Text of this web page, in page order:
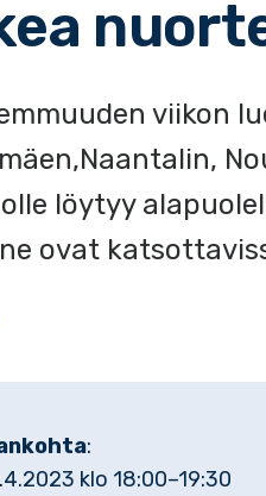
viikon
löytyy
ovat
:
klo 18:00–19:30